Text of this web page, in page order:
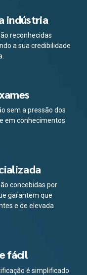
indústria
reconhecidas
a sua credibilidade
sem a pressão dos
em conhecimentos
concebidas por
garantem que
e de elevada
fácil
é simplificado